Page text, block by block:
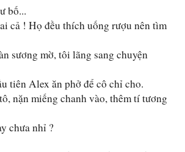
bố...
cả ! Họ đều thích uống rượu nên tìm
sương mờ, tôi lãng sang chuyện
tiên Alex ăn phở để cô chỉ cho.
nặn miếng chanh vào, thêm tí tương
chưa nhỉ ?